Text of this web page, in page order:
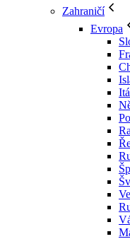
Zahraničí
Evropa